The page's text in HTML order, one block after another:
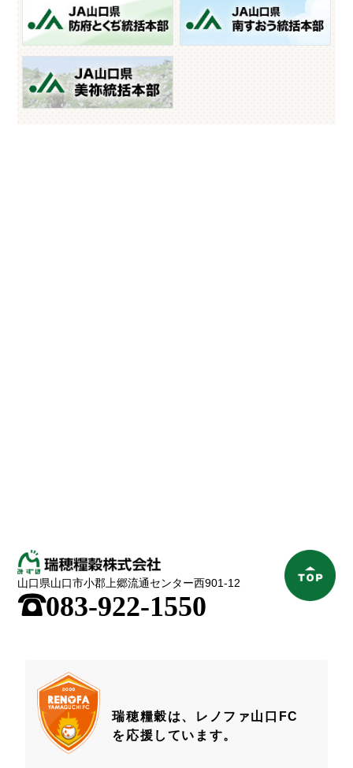
山口県山口市小郡上郷流通センター西901-12
;083-922-1550
瑞穂糧穀は、レノファ山口FC
を応援しています。